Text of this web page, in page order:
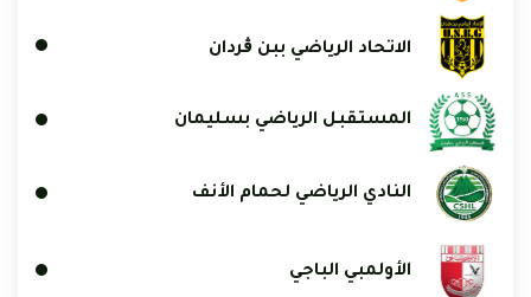
الاتحاد الرياضي ببن ڨردان
المستقبل الرياضي بسليمان
النادي الرياضي لحمام الأنف
الأولمبي الباجي